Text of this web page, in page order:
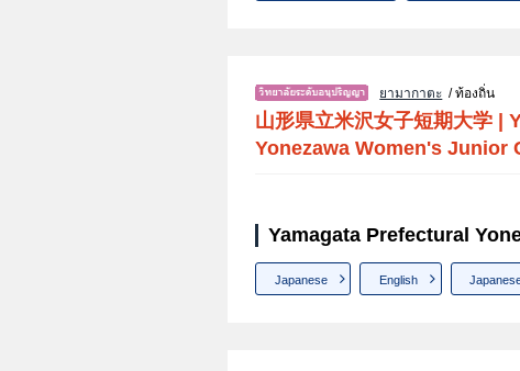
ยามากาตะ / ท้องถิ่น
山形県立米沢女子短期大学
Yonezawa Women's Junior
Yamagata Prefectural
Japanese English